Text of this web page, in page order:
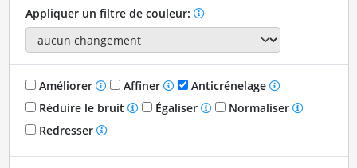
Appliquer un filtre de couleur:
Améliorer Affiner
Anticrénelage
Réduire le bruit
Égaliser
Normaliser
Redresser